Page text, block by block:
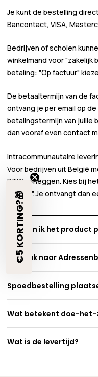
Je kunt de bestelling
Bancontact, VISA,
Bedrijven of scholen
winkelmand voor"zakelijk
betaling: "Op factuur"
De betaaltermijn van de
ontvang je per email op
betalingstermijn van jullie
dan vooraf even contact
Intracommunautaire
Voor bedrijven uit België
BTW verleggen. Kies bij
factuur". Je ontvangt dan
Hoe kan ik het product
Per stuk naar
Spoedbestelling
Wat betekent doe-het-
Wat is de levertijd?
€5 KORTING?🎁